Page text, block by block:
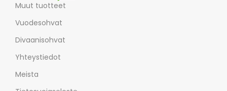
Muut tuotteet
Vuodesohvat
Divaanisohvat
Yhteystiedot
Meista